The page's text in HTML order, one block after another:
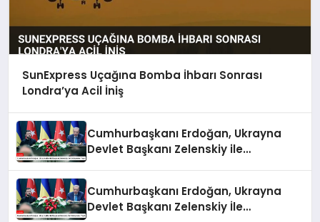
SunExpress Uçağına Bomba İhbarı Sonrası
Londra’ya Acil İniş
Cumhurbaşkanı Erdoğan, Ukrayna
Devlet Başkanı Zelenskiy ile
Cumhurbaşkanı Erdoğan, Ukrayna
Devlet Başkanı Zelenskiy İle